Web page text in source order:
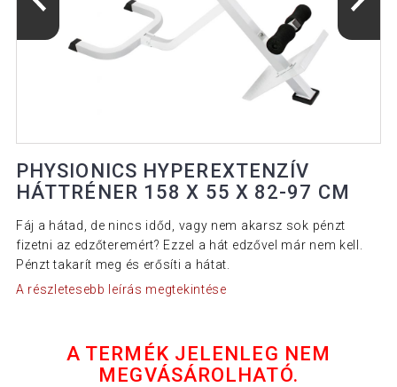
PHYSIONICS HYPEREXTENZÍV
HÁTTRÉNER 158 X 55 X 82-97 CM
Fáj a hátad, de nincs időd, vagy nem akarsz sok pénzt
fizetni az edzőteremért? Ezzel a hát edzővel már nem kell.
Pénzt takarít meg és erősíti a hátat.
A részletesebb leírás megtekintése
A TERMÉK JELENLEG NEM
MEGVÁSÁROLHATÓ.